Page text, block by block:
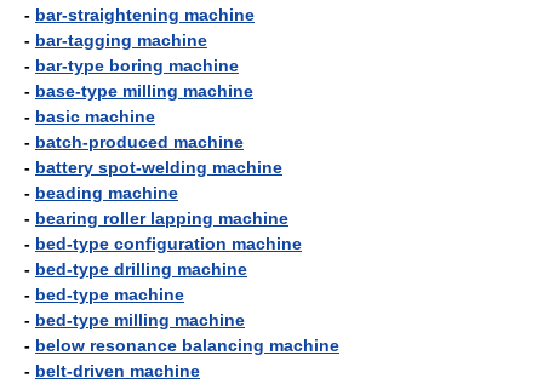
- bar-straightening machine
- bar-tagging machine
- bar-type boring machine
- base-type milling machine
- basic machine
- batch-produced machine
- battery spot-welding machine
- beading machine
- bearing roller lapping machine
- bed-type configuration machine
- bed-type drilling machine
- bed-type machine
- bed-type milling machine
- below resonance balancing machine
- belt-driven machine